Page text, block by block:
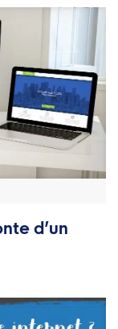
d’un